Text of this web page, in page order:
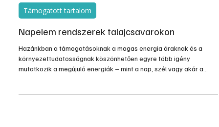
Támogatott tartalom
Napelem rendszerek talajcsavarokon
Hazánkban a támogatásoknak a magas energia áraknak és a
környezettudatosságnak köszönhetően egyre több igény
mutatkozik a megújuló energiák – mint a nap, szél vagy akár a